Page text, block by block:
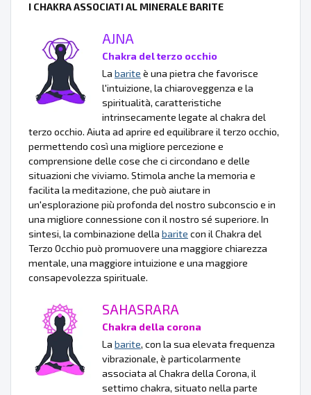
I CHAKRA ASSOCIATI AL MINERALE BARITE
AJNA
Chakra del terzo occhio
La barite è una pietra che favorisce
l'intuizione, la chiaroveggenza e la
spiritualità, caratteristiche
intrinsecamente legate al chakra del
terzo occhio. Aiuta ad aprire ed equilibrare il terzo occhio,
permettendo così una migliore percezione e
comprensione delle cose che ci circondano e delle
situazioni che viviamo. Stimola anche la memoria e
facilita la meditazione, che può aiutare in
un'esplorazione più profonda del nostro subconscio e in
una migliore connessione con il nostro sé superiore. In
sintesi, la combinazione della barite con il Chakra del
Terzo Occhio può promuovere una maggiore chiarezza
mentale, una maggiore intuizione e una maggiore
consapevolezza spirituale.
SAHASRARA
Chakra della corona
La barite, con la sua elevata frequenza
vibrazionale, è particolarmente
associata al Chakra della Corona, il
settimo chakra, situato nella parte